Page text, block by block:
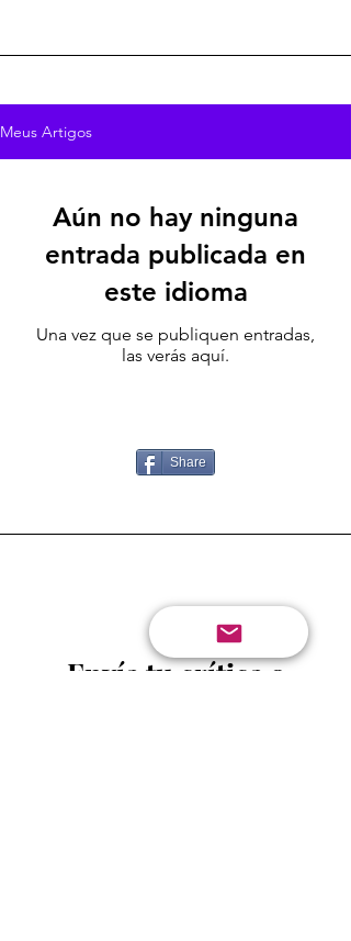
Meus Artigos
Aún no hay ninguna
entrada publicada en
este idioma
Una vez que se publiquen entradas,
las verás aquí.
Share
Envía tu crítica o